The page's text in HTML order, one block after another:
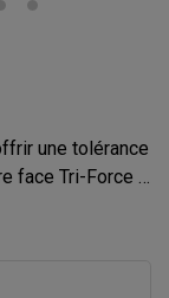
une tolérance
face Tri-Force à